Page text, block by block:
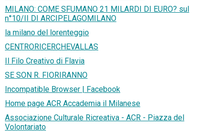
MILANO: COME SFUMANO 21 MILARDI DI EURO? sul
n°10/II DI ARCIPELAGOMILANO
la milano del lorenteggio
CENTRORICERCHEVALLAS
Il Filo Creativo di Flavia
SE SON R. FIORIRANNO
Incompatible Browser | Facebook
Home page ACR Accademia il Milanese
Associazione Culturale Ricreativa - ACR - Piazza del
Volontariato